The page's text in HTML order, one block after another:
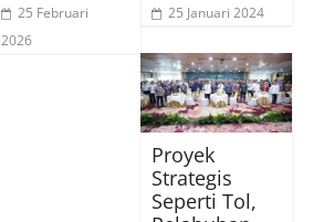
25 Februari
2026
25 Januari 2024
Proyek
Strategis
Seperti Tol,